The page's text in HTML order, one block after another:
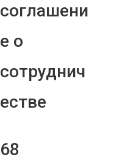
соглашени
е о
сотруднич
естве
68